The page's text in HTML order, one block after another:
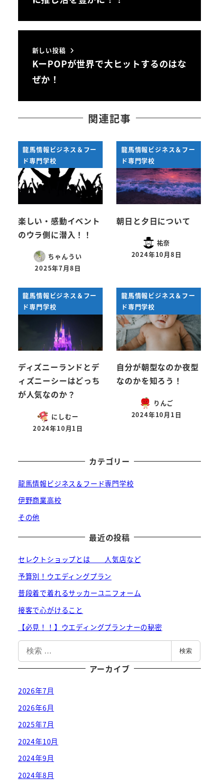
新しい投稿
KーPOPが世界で大ヒットするのはな
ぜか！
関連記事
龍馬情報ビジネス＆フー
ド専門学校
楽しい・感動イベント
のウラ側に潜入！！
ちゃんうい
投稿日
2025年7月8日
龍馬情報ビジネス＆フー
ド専門学校
朝日と夕日について
祐奈
投稿日
2024年10月8日
龍馬情報ビジネス＆フー
ド専門学校
ディズニーランドとデ
ィズニーシーはどっち
が人気なのか？
にしむー
投稿日
2024年10月1日
龍馬情報ビジネス＆フー
ド専門学校
自分が朝型なのか夜型
なのかを知ろう！
りんご
投稿日
2024年10月1日
カテゴリー
龍馬情報ビジネス＆フード専門学校
伊野商業高校
その他
最近の投稿
セレクトショップとは 人気店など
予算別！ウエディングプラン
普段着で着れるサッカーユニフォーム
接客で心がけること
【必見！！】ウエディングプランナーの秘密
検
索
検索
アーカイブ
2026年7月
2026年6月
2025年7月
2024年10月
2024年9月
2024年8月